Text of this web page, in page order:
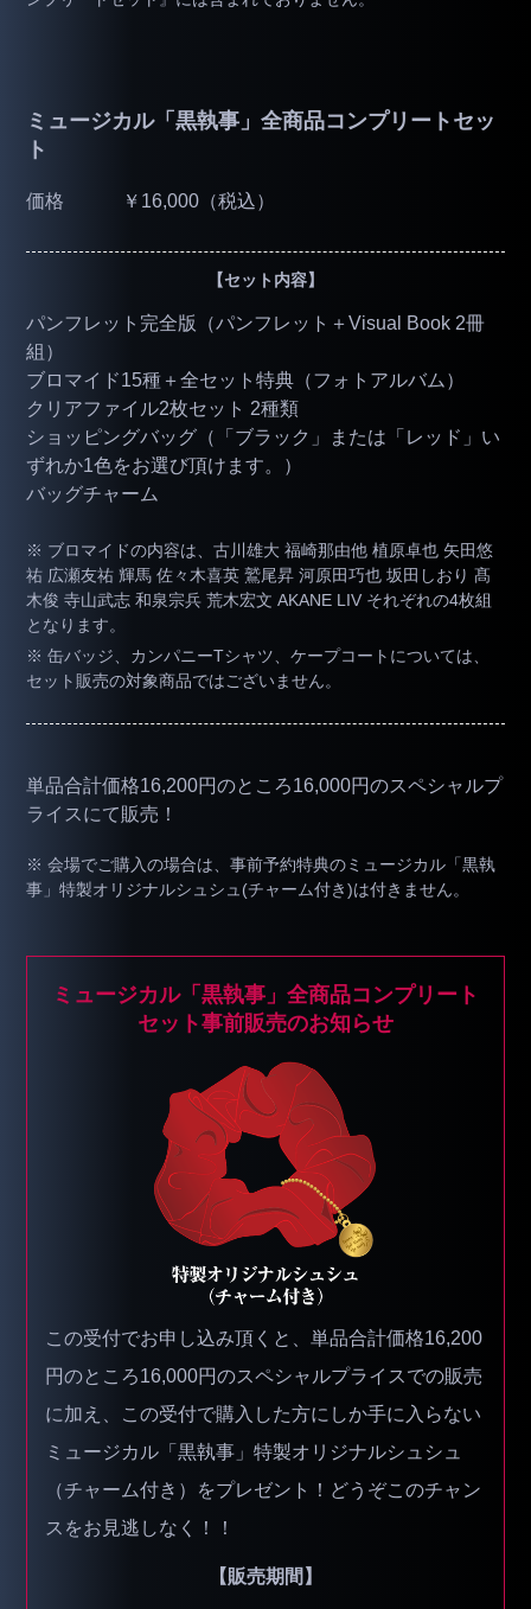
ミュージカル「黒執事」全商品コンプリートセッ
ト
価格 ￥16,000（税込）
【セット内容】
パンフレット完全版（パンフレット＋Visual Book 2冊
組）
ブロマイド15種＋全セット特典（フォトアルバム）
クリアファイル2枚セット 2種類
ショッピングバッグ（「ブラック」または「レッド」い
ずれか1色をお選び頂けます。）
バッグチャーム
※ ブロマイドの内容は、古川雄大 福崎那由他 植原卓也 矢田悠
祐 広瀬友祐 輝馬 佐々木喜英 鷲尾昇 河原田巧也 坂田しおり 髙
木俊 寺山武志 和泉宗兵 荒木宏文 AKANE LIV それぞれの4枚組
となります。
※ 缶バッジ、カンパニーTシャツ、ケープコートについては、
セット販売の対象商品ではございません。
単品合計価格16,200円のところ16,000円のスペシャルプ
ライスにて販売！
※ 会場でご購入の場合は、事前予約特典のミュージカル「黒執
事」特製オリジナルシュシュ(チャーム付き)は付きません。
ミュージカル「黒執事」全商品コンプリート
セット事前販売のお知らせ
この受付でお申し込み頂くと、単品合計価格16,200
円のところ16,000円のスペシャルプライスでの販売
に加え、この受付で購入した方にしか手に入らない
ミュージカル「黒執事」特製オリジナルシュシュ
（チャーム付き）をプレゼント！どうぞこのチャン
スをお見逃しなく！！
【販売期間】